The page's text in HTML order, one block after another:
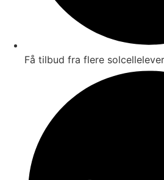
Få tilbud fra flere